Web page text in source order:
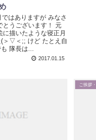
はありますが みなさ
とうございます！ 元
に描いたような寝正月
＞▽＜;; けど たとえ自
隊長は...
2017.01.15
ご挨拶